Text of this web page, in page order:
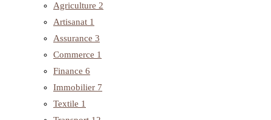
Agriculture 2
Artisanat 1
Assurance 3
Commerce 1
Finance 6
Immobilier 7
Textile 1